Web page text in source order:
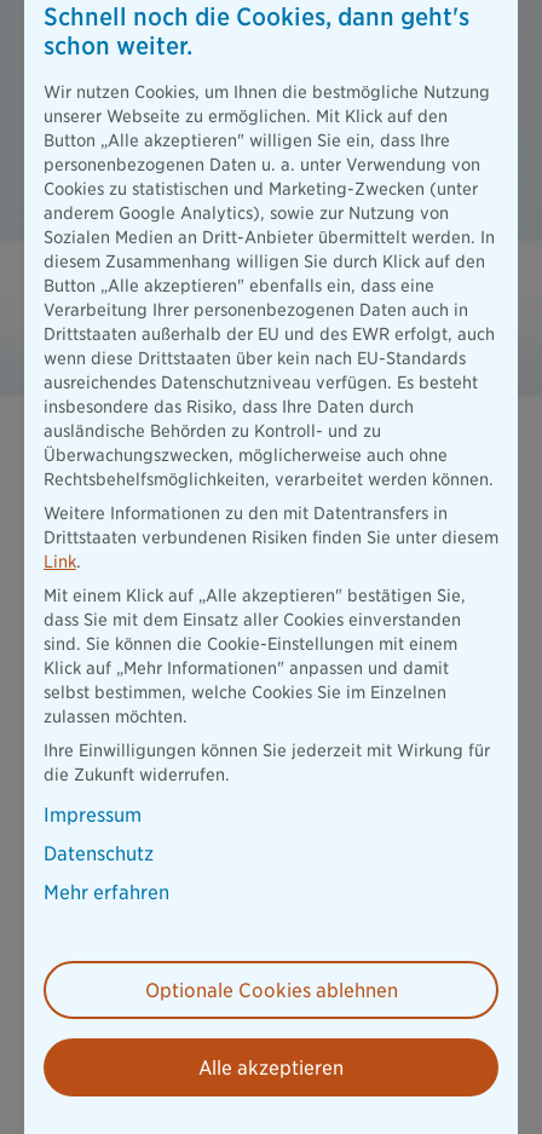
Beamte gibt es bis zu 6 Monatsbeiträge zurück, wenn keine
weiteren Leistungen in Anspruch genommen wurden.
4. Beitragsfrei für 3 Monate
Länger als 8 Monate bei uns versichert und die Familie
wächst? Wenn Sie Elterngeld beziehen, müssen Sie 3 Monate
keine Beiträge zahlen.
B 660510 Highlightblatt DPolG
PDF / 1701 KB
Eine Krankenversicherung, die genau zu
Ihnen passt.
Schnell noch die Cookies, dann geht's
schon weiter.
Wir nutzen Cookies, um Ihnen die bestmögliche Nutzung
unserer Webseite zu ermöglichen. Mit Klick auf den
Button „Alle akzeptieren" willigen Sie ein, dass Ihre
personenbezogenen Daten u. a. unter Verwendung von
Cookies zu statistischen und Marketing-Zwecken (unter
anderem Google Analytics), sowie zur Nutzung von
Sozialen Medien an Dritt-Anbieter übermittelt werden. In
diesem Zusammenhang willigen Sie durch Klick auf den
Button „Alle akzeptieren" ebenfalls ein, dass eine
Verarbeitung Ihrer personenbezogenen Daten auch in
Drittstaaten außerhalb der EU und des EWR erfolgt, auch
wenn diese Drittstaaten über kein nach EU-Standards
ausreichendes Datenschutzniveau verfügen. Es besteht
insbesondere das Risiko, dass Ihre Daten durch
ausländische Behörden zu Kontroll- und zu
Überwachungszwecken, möglicherweise auch ohne
Rechtsbehelfsmöglichkeiten, verarbeitet werden können.
Weitere Informationen zu den mit Datentransfers in
Drittstaaten verbundenen Risiken finden Sie unter diesem
Link.
Mit einem Klick auf „Alle akzeptieren" bestätigen Sie,
dass Sie mit dem Einsatz aller Cookies einverstanden
sind. Sie können die Cookie-Einstellungen mit einem
Klick auf „Mehr Informationen" anpassen und damit
selbst bestimmen, welche Cookies Sie im Einzelnen
zulassen möchten.
Ihre Einwilligungen können Sie jederzeit mit Wirkung für
die Zukunft widerrufen.
Impressum
Datenschutz
Mehr erfahren
Optionale Cookies ablehnen
Alle akzeptieren